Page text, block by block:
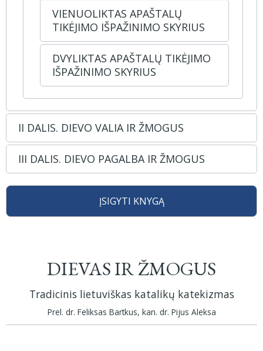
VIENUOLIKTAS APAŠTALŲ
TIKĖJIMO IŠPAŽINIMO SKYRIUS
DVYLIKTAS APAŠTALŲ TIKĖJIMO
IŠPAŽINIMO SKYRIUS
II DALIS. DIEVO VALIA IR ŽMOGUS
III DALIS. DIEVO PAGALBA IR ŽMOGUS
ĮSIGYTI KNYGĄ
DIEVAS IR ŽMOGUS
Tradicinis lietuviškas katalikų katekizmas
Prel. dr. Feliksas Bartkus, kan. dr. Pijus Aleksa